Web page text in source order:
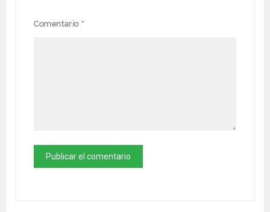
Comentario *